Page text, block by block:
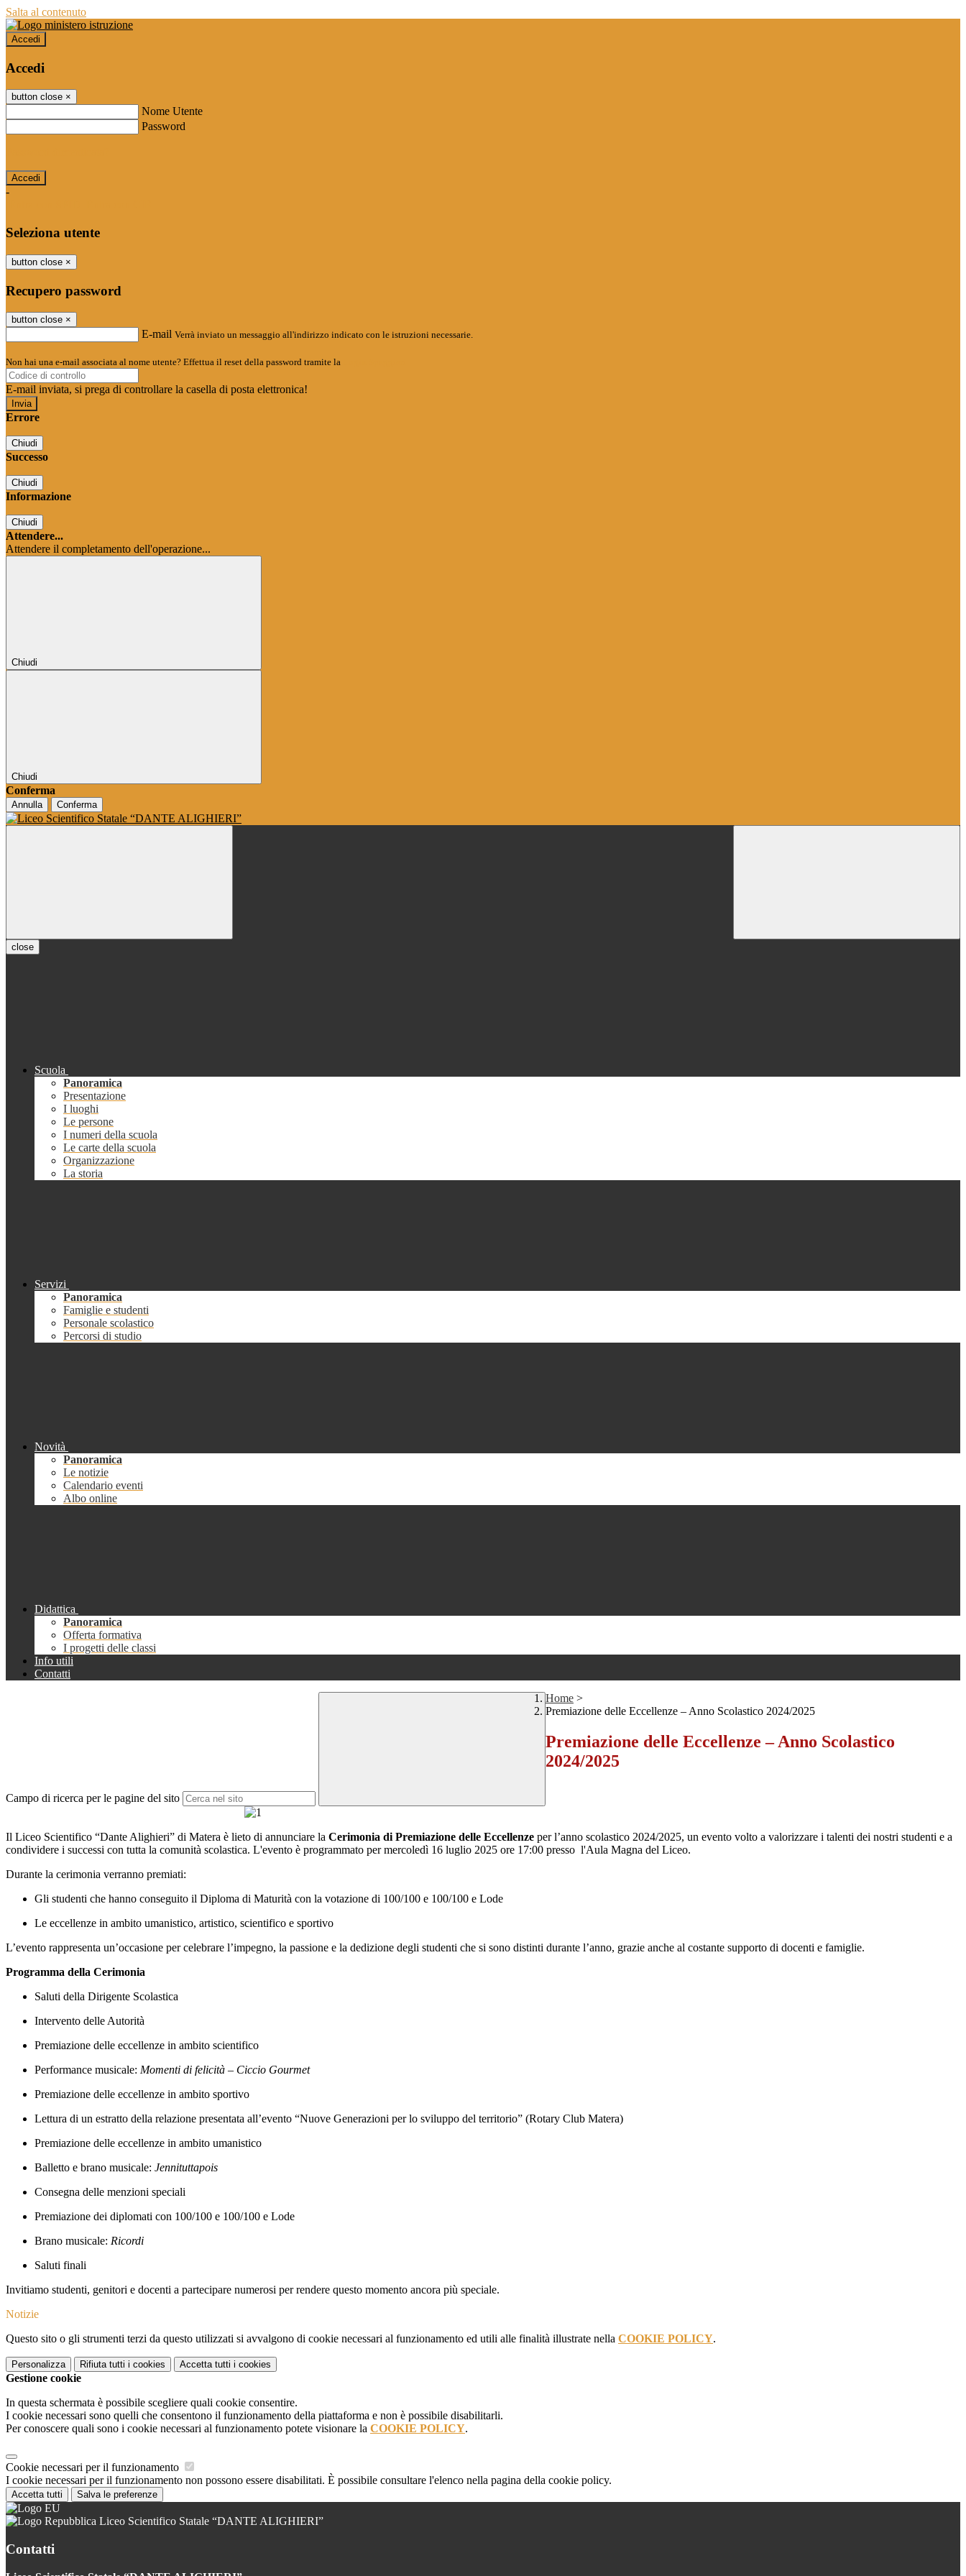
Salta al contenuto
Accedi
Accedi
button close ×
Nome Utente
Password
-
Seleziona utente
button close ×
Recupero password
button close ×
E-mail Verrà inviato un messaggio all'indirizzo indicato con le istruzioni necessarie.
Non hai una e-mail associata al nome utente? Effettua il reset della password tramite la
E-mail inviata, si prega di controllare la casella di posta elettronica!
Errore
Chiudi
Successo
Chiudi
Informazione
Chiudi
Attendere...
Attendere il completamento dell'operazione...
Chiudi
Chiudi
Conferma
Annulla Conferma
close
Scuola
Panoramica
Presentazione
I luoghi
Le persone
I numeri della scuola
Le carte della scuola
Organizzazione
La storia
Servizi
Panoramica
Famiglie e studenti
Personale scolastico
Percorsi di studio
Novità
Panoramica
Le notizie
Calendario eventi
Albo online
Didattica
Panoramica
Offerta formativa
I progetti delle classi
Info utili
Contatti
Campo di ricerca per le pagine del sito
Home >
Premiazione delle Eccellenze – Anno Scolastico 2024/2025
Premiazione delle Eccellenze – Anno Scolastico
2024/2025
Il Liceo Scientifico “Dante Alighieri” di Matera è lieto di annunciare la Cerimonia di Premiazione delle Eccellenze per l’anno scolastico 2024/2025, un evento volto a valorizzare i talenti dei nostri studenti e a
condividere i successi con tutta la comunità scolastica. L'evento è programmato per mercoledì 16 luglio 2025 ore 17:00 presso l'Aula Magna del Liceo.
Durante la cerimonia verranno premiati:
Gli studenti che hanno conseguito il Diploma di Maturità con la votazione di 100/100 e 100/100 e Lode
Le eccellenze in ambito umanistico, artistico, scientifico e sportivo
L’evento rappresenta un’occasione per celebrare l’impegno, la passione e la dedizione degli studenti che si sono distinti durante l’anno, grazie anche al costante supporto di docenti e famiglie.
Programma della Cerimonia
Saluti della Dirigente Scolastica
Intervento delle Autorità
Premiazione delle eccellenze in ambito scientifico
Performance musicale: Momenti di felicità – Ciccio Gourmet
Premiazione delle eccellenze in ambito sportivo
Lettura di un estratto della relazione presentata all’evento “Nuove Generazioni per lo sviluppo del territorio” (Rotary Club Matera)
Premiazione delle eccellenze in ambito umanistico
Balletto e brano musicale: Jennituttapois
Consegna delle menzioni speciali
Premiazione dei diplomati con 100/100 e 100/100 e Lode
Brano musicale: Ricordi
Saluti finali
Invitiamo studenti, genitori e docenti a partecipare numerosi per rendere questo momento ancora più speciale.
Notizie
Questo sito o gli strumenti terzi da questo utilizzati si avvalgono di cookie necessari al funzionamento ed utili alle finalità illustrate nella COOKIE POLICY.
Personalizza Rifiuta tutti i cookies Accetta tutti i cookies
Gestione cookie
In questa schermata è possibile scegliere quali cookie consentire.
I cookie necessari sono quelli che consentono il funzionamento della piattaforma e non è possibile disabilitarli.
Per conoscere quali sono i cookie necessari al funzionamento potete visionare la COOKIE POLICY.
Cookie necessari per il funzionamento
I cookie necessari per il funzionamento non possono essere disabilitati. È possibile consultare l'elenco nella pagina della cookie policy.
Accetta tutti Salva le preferenze
Liceo Scientifico Statale “DANTE ALIGHIERI”
Contatti